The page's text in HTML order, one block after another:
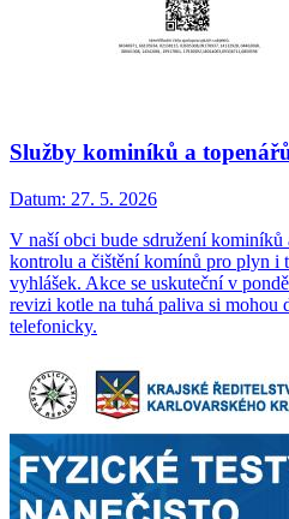
Služby kominíků a
Datum: 27. 5. 2026
V naší obci bude sdružení kominíků
kontrolu a čištění komínů pro plyn i
vyhlášek. Akce se uskuteční v
revizi kotle na tuhá paliva si
telefonicky.